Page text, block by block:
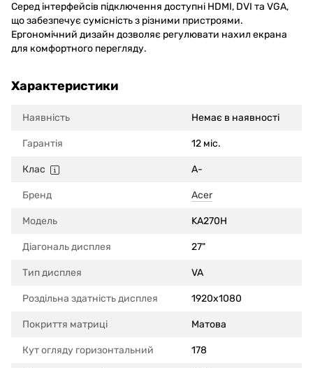
Серед інтерфейсів підключення доступні HDMI, DVI та VGA,
що забезпечує сумісність з різними пристроями.
Ергономічний дизайн дозволяє регулювати нахил екрана
для комфортного перегляду.
Характеристики
Наявність Немає в наявності
Гарантія 12 міс.
Клас A-
Бренд Acer
Модель KA270H
Діагональ дисплея 27"
Тип дисплея VA
Роздільна здатність дисплея 1920x1080
Покриття матриці Матова
Кут огляду горизонтальний 178